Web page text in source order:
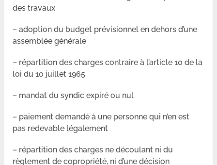
des travaux
– adoption du budget prévisionnel en dehors d’une
assemblée générale
– répartition des charges contraire à l’article 10 de la
loi du 10 juillet 1965
– mandat du syndic expiré ou nul
– paiement demandé à une personne qui n’en est
pas redevable légalement
– répartition des charges ne découlant ni du
règlement de copropriété, ni d’une décision